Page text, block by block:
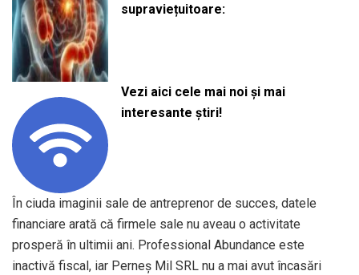
supraviețuitoare:
Vezi aici cele mai noi și mai
interesante știri!
În ciuda imaginii sale de antreprenor de succes, datele
financiare arată că firmele sale nu aveau o activitate
prosperă în ultimii ani. Professional Abundance este
inactivă fiscal, iar Perneș Mil SRL nu a mai avut încasări